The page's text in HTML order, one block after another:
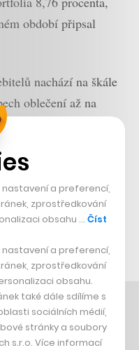
období připsal
nachází na škále
oblečení až na
během období
maloobchod
Retail s
případně
oblíbenosti u
pátku moc
a preferencí,
zprostředkování
obsahu … Číst
a preferencí,
zprostředkování
obsahu.
také dále sdílíme s
sociálních médií,
stránky a soubory
s.r.o. Více informací